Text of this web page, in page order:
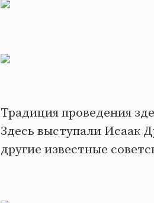
Традиция проведения
Здесь выступали Исаак
другие известные